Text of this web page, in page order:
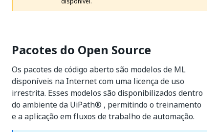
Pacotes do Open Source
Os pacotes de código aberto são modelos de ML
disponíveis na Internet com uma licença de uso
irrestrita. Esses modelos são disponibilizados dentro
do ambiente da UiPath® , permitindo o treinamento
e a aplicação em fluxos de trabalho de automação.